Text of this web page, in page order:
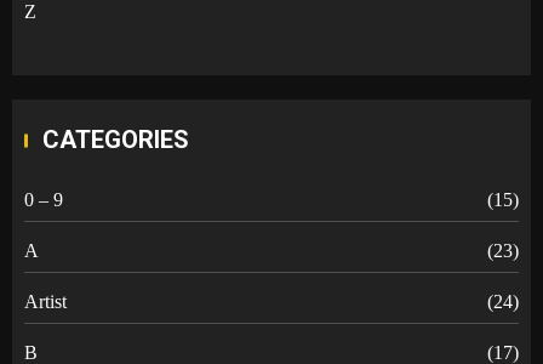
Z
CATEGORIES
0 – 9 (15)
A (23)
Artist (24)
B (17)